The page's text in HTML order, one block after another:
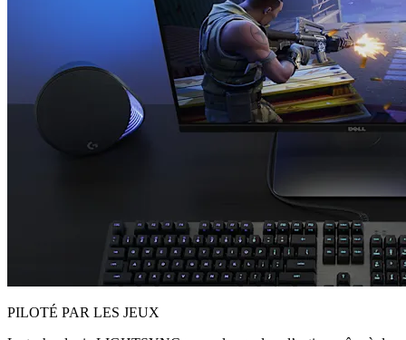
PILOTÉ PAR LES JEUX